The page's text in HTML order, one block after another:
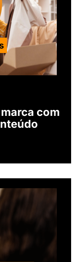
com